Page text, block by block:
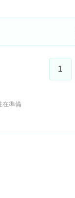
1
在準備